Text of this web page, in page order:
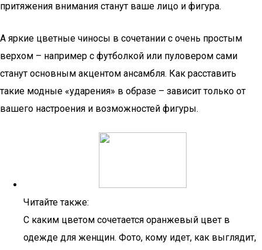
притяжения внимания станут ваше лицо и фигура.
А яркие цветные чиносы в сочетании с очень простым
верхом – например с футболкой или пуловером сами
станут основным акцентом ансамбля. Как расставить
такие модные «ударения» в образе – зависит только от
вашего настроения и возможностей фигуры.
Читайте также:
С каким цветом сочетается оранжевый цвет в
одежде для женщин. Фото, кому идет, как выглядит,